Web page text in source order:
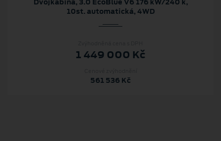
10st. automatická, 4WD
1 449 000 Kč
561 536 Kč